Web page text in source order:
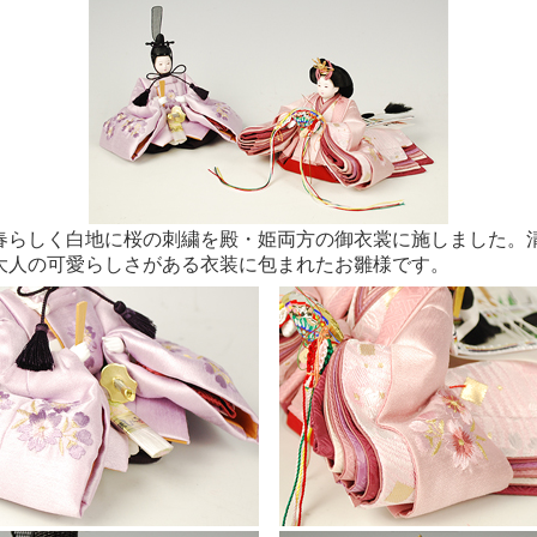
しく白地に桜の刺繍を殿・姫両方の御衣裳に施しました。
人の可愛らしさがある衣装に包まれたお雛様です。